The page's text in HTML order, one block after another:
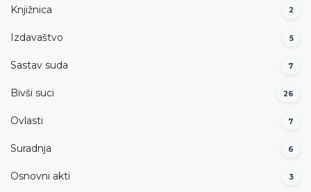
Knjižnica 2
Izdavaštvo 5
Sastav suda 7
Bivši suci 26
Ovlasti 7
Suradnja 6
Osnovni akti 3